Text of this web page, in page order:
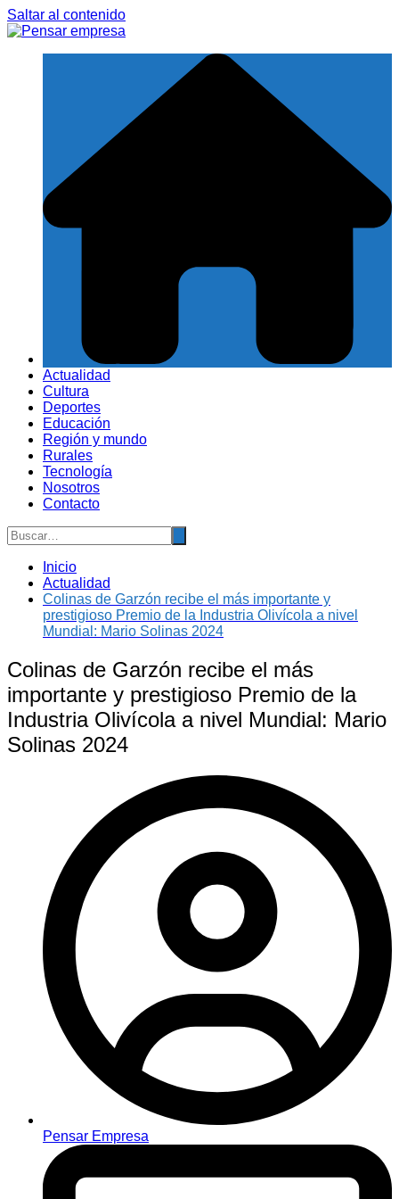
Saltar al contenido
Actualidad
Cultura
Deportes
Educación
Región y mundo
Rurales
Tecnología
Nosotros
Contacto
Inicio
Actualidad
Colinas de Garzón recibe el más importante y
prestigioso Premio de la Industria Olivícola a nivel
Mundial: Mario Solinas 2024
Colinas de Garzón recibe el más
importante y prestigioso Premio de la
Industria Olivícola a nivel Mundial: Mario
Solinas 2024
Pensar Empresa